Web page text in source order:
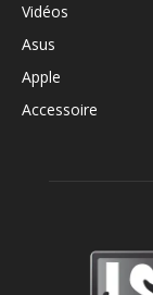
Vidéos
Asus
Apple
Accessoire